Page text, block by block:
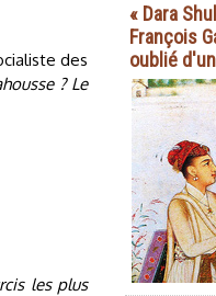
des
? Le
les plus
« Dara
François
oublié